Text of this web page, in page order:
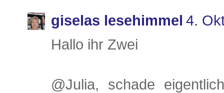
giselas lesehimmel 4.
Hallo ihr Zwei
@Julia, schade